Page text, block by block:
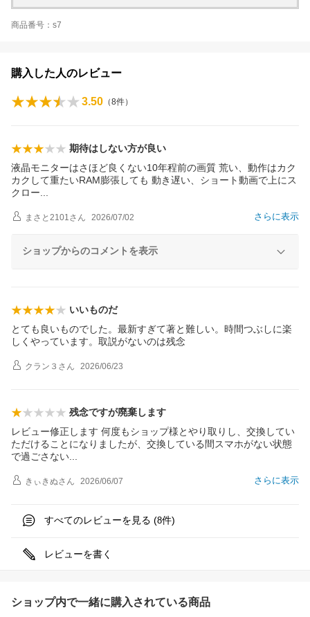
商品番号：s7
購入した人のレビュー
3.50 （8件）
期待はしない方が良い
液晶モニターはさほど良くない10年程前の画質 荒い、動作はカク
カクして重たいRAM膨張しても 動き遅い、ショート動画で上にス
クロー
さらに表示
まさと2101さん 2026/07/02
ショップからのコメントを表示
いいものだ
とても良いものでした。最新すぎて著と難しい。時間つぶしに楽
しくやっています。取説がないのは残念
クラン３ さん 2026/06/23
残念ですが廃棄します
レビュー修正します 何度もショップ様とやり取りし、交換してい
ただけることになりましたが、交換している間スマホがない状態
で過ごさない
さらに表示
きぃきぬさん 2026/06/07
すべてのレビューを見る (8件)
レビューを書く
ショップ内で一緒に購入されている商品